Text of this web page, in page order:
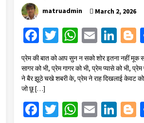
matruadmin
March 2, 2026
Fa
b
o
o
k
T
tt
er
W
at
sA
p
p
E
m
ai
l
Li
ke
dI
n
प्रेम की बात को आप सुन न सको शोर इतना नहीं मूक
सागर को भी, प्रेम गागर को भी, प्रेम प्यासे को भी,
ने बैर झूठे चखे शबरी के, प्रेम ने राह दिखलाई केवट
जो छू […]
Fa T W E Li